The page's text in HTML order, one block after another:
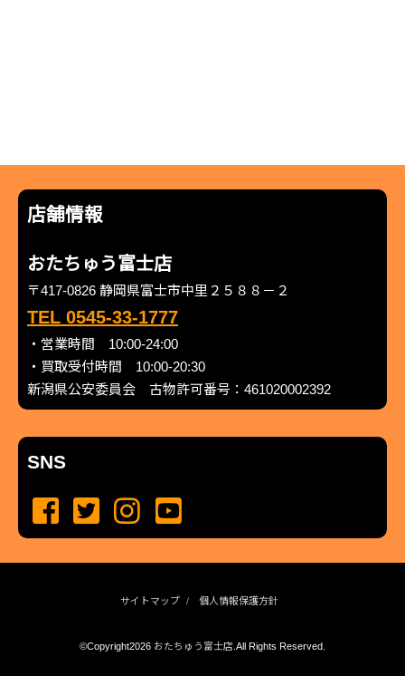
店舗情報
おたちゅう富士店
〒417-0826 静岡県富士市中里２５８８－２
TEL 0545-33-1777
・営業時間 10:00-24:00
・買取受付時間 10:00-20:30
新潟県公安委員会 古物許可番号：461020002392
SNS
サイトマップ 個人情報保護方針
©Copyright2026 おたちゅう富士店.All Rights Reserved.